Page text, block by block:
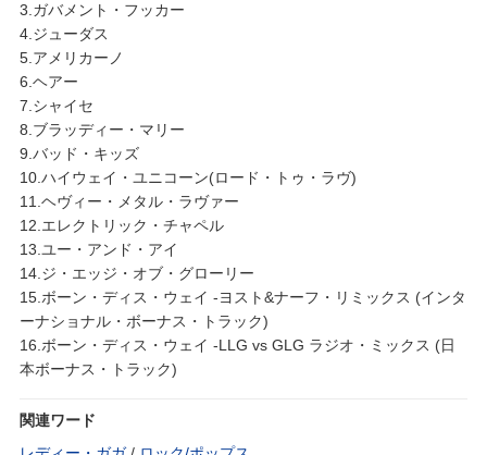
3.ガバメント・フッカー
4.ジューダス
5.アメリカーノ
6.ヘアー
7.シャイセ
8.ブラッディー・マリー
9.バッド・キッズ
10.ハイウェイ・ユニコーン(ロード・トゥ・ラヴ)
11.ヘヴィー・メタル・ラヴァー
12.エレクトリック・チャペル
13.ユー・アンド・アイ
14.ジ・エッジ・オブ・グローリー
15.ボーン・ディス・ウェイ -ヨスト&ナーフ・リミックス (インタ
ーナショナル・ボーナス・トラック)
16.ボーン・ディス・ウェイ -LLG vs GLG ラジオ・ミックス (日
本ボーナス・トラック)
関連ワード